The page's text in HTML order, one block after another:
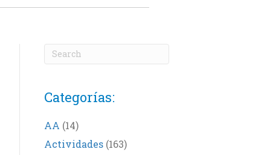
Categorías:
AA (14)
Actividades(163)